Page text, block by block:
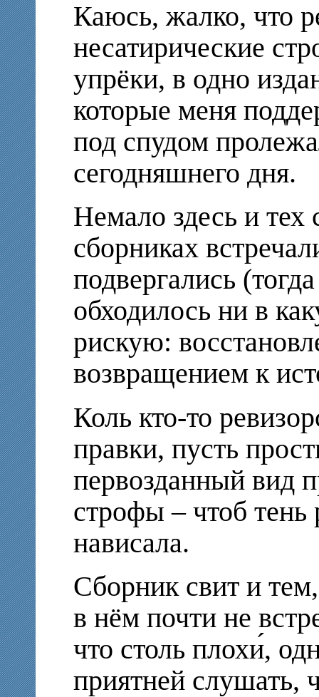
Каюсь, жалко, что
несатирические
упрёки, в одно
которые меня
под спудом
сегодняшнего дня.
Немало здесь и тех
сборниках
подвергались
обходилось ни в
рискую:
возвращением к
Коль кто-то
правки, пусть
первозданный вид
строфы – чтоб тень
нависала.
Сборник свит и
в нём почти не
что столь плохи́,
приятней слушать,